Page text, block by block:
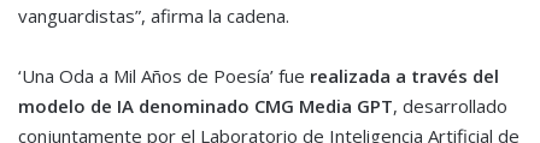
vanguardistas”, afirma la cadena.
‘Una Oda a Mil Años de Poesía’ fue realizada a través del
modelo de IA denominado CMG Media GPT, desarrollado
conjuntamente por el Laboratorio de Inteligencia Artificial de